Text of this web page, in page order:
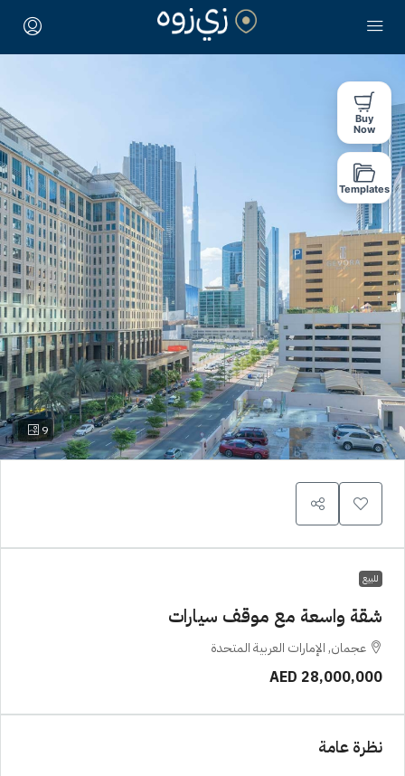
9
للبيع
شقة واسعة مع موقف سيارات
عجمان, الإمارات العربية المتحدة
AED 28,000,000
نظرة عامة
Buy
Now
Templates